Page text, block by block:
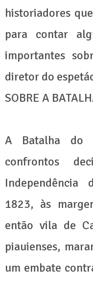
historiadores
para contar
importantes
diretor do
SOBRE A
A Batalha do
confrontos
Independência
1823, às
então vila de
piauienses,
um embate